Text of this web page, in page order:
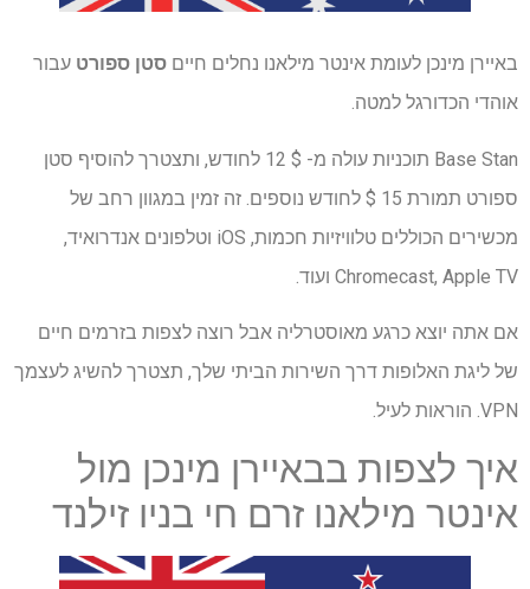
באיירן מינכן לעומת אינטר מילאנו נחלים חיים סטן ספורט עבור
אוהדי הכדורגל למטה.
Base Stan תוכניות עולה מ- $ 12 לחודש, ותצטרך להוסיף סטן
ספורט תמורת 15 $ לחודש נוספים. זה זמין במגוון רחב של
מכשירים הכוללים טלוויזיות חכמות, iOS וטלפונים אנדרואיד,
Chromecast, Apple TV ועוד.
אם אתה יוצא כרגע מאוסטרליה אבל רוצה לצפות בזרמים חיים
של ליגת האלופות דרך השירות הביתי שלך, תצטרך להשיג לעצמך
VPN. הוראות לעיל.
איך לצפות בבאיירן מינכן מול
אינטר מילאנו זרם חי בניו זילנד